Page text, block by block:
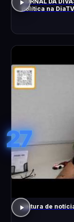
Política na DiaTV
27
Leitura de